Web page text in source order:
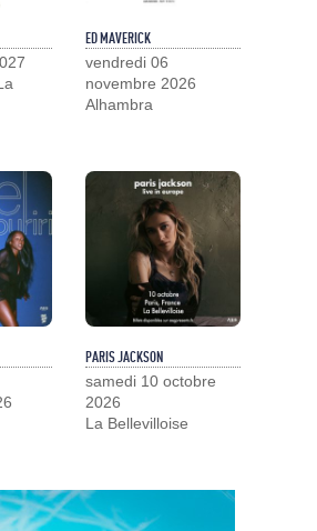
ED MAVERICK
vendredi 06
novembre 2026
Alhambra
PARIS JACKSON
samedi 10 octobre
2026
La Bellevilloise